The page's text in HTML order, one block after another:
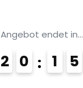
Angebot endet in...
2 0 1 5